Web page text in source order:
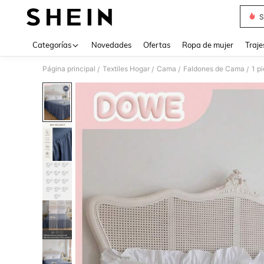
Categorías Novedades Ofertas Ropa de mujer
Página principal / Textiles Hogar / Cama / Faldones de Cama /